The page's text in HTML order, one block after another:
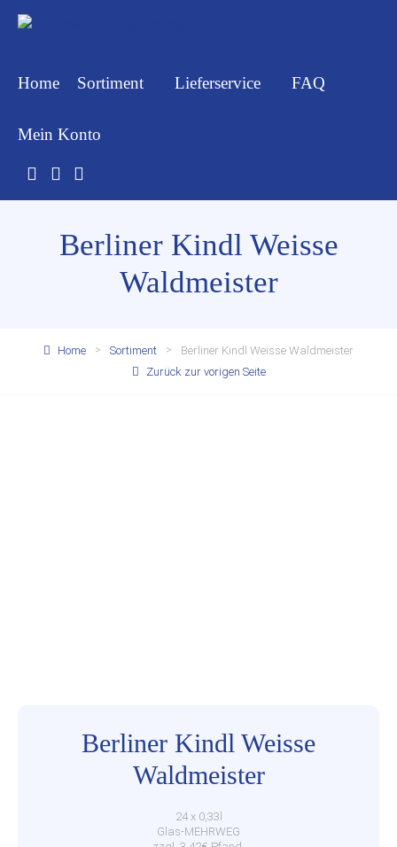
Home Sortiment Lieferservice FAQ
Mein Konto
Berliner Kindl Weisse
Waldmeister
Home Sortiment
Berliner Kindl Weisse Waldmeister
Zurück zur vorigen Seite
Berliner Kindl Weisse
Waldmeister
24 x 0,33l
Glas-MEHRWEG